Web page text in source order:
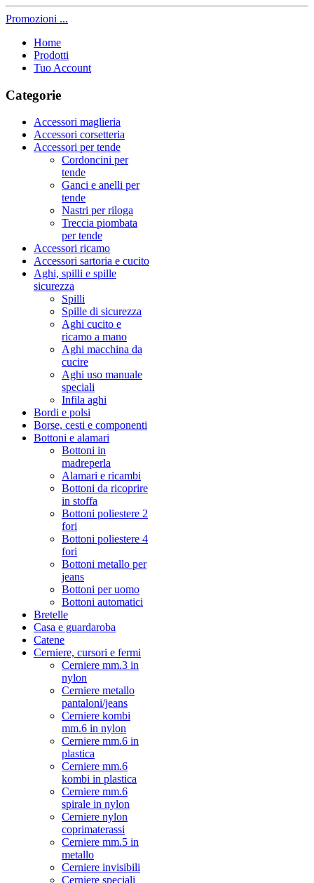
Promozioni ...
Home
Prodotti
Tuo Account
Categorie
Accessori maglieria
Accessori corsetteria
Accessori per tende
Cordoncini per
tende
Ganci e anelli per
tende
Nastri per riloga
Treccia piombata
per tende
Accessori ricamo
Accessori sartoria e cucito
Aghi, spilli e spille
sicurezza
Spilli
Spille di sicurezza
Aghi cucito e
ricamo a mano
Aghi macchina da
cucire
Aghi uso manuale
speciali
Infila aghi
Bordi e polsi
Borse, cesti e componenti
Bottoni e alamari
Bottoni in
madreperla
Alamari e ricambi
Bottoni da ricoprire
in stoffa
Bottoni poliestere 2
fori
Bottoni poliestere 4
fori
Bottoni metallo per
jeans
Bottoni per uomo
Bottoni automatici
Bretelle
Casa e guardaroba
Catene
Cerniere, cursori e fermi
Cerniere mm.3 in
nylon
Cerniere metallo
pantaloni/jeans
Cerniere kombi
mm.6 in nylon
Cerniere mm.6 in
plastica
Cerniere mm.6
kombi in plastica
Cerniere mm.6
spirale in nylon
Cerniere nylon
coprimaterassi
Cerniere mm.5 in
metallo
Cerniere invisibili
Cerniere speciali